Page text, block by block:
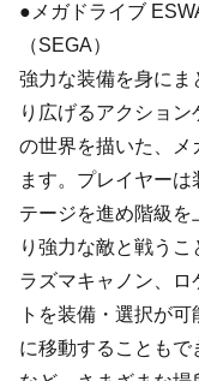
●メガドライブ
（SEGA）
強力な装備を身にま
り広げるアクショ
の世界を描いた、メ
ます。プレイヤー
テージを進め階級を
り強力な敵と戦う
ラズマキャノン、ロ
トを装備・選択が
に移動することも